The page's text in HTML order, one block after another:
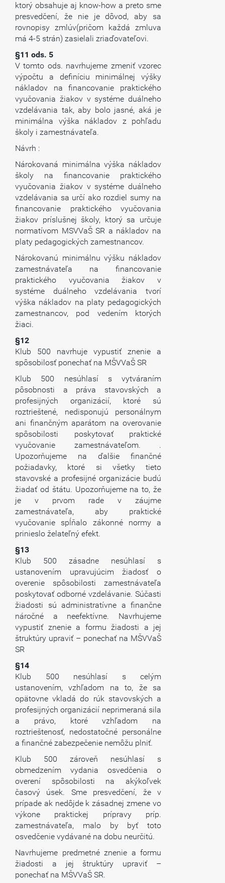
ktorý obsahuje aj know-how a preto sme
presvedčení, že nie je dôvod, aby sa
rovnopisy zmlúv(pričom každá zmluva
má 4-5 strán) zasielali zriaďovateľovi.
§11 ods. 5
V tomto ods. navrhujeme zmeniť vzorec
výpočtu a definíciu minimálnej výšky
nákladov na financovanie praktického
vyučovania žiakov v systéme duálneho
vzdelávania tak, aby bolo jasné, aká je
minimálna výška nákladov z pohľadu
školy i zamestnávateľa.
Návrh :
Nárokovaná minimálna výška nákladov
školy na financovanie praktického
vyučovania žiakov v systéme duálneho
vzdelávania sa určí ako rozdiel sumy na
financovanie praktického vyučovania
žiakov príslušnej školy, ktorý sa určuje
normatívom MSVVaŠ SR a nákladov na
platy pedagogických zamestnancov.
Nárokovanú minimálnu výšku nákladov
zamestnávateľa na financovanie
praktického vyučovania žiakov v
systéme duálneho vzdelávania tvorí
výška nákladov na platy pedagogických
zamestnancov, pod vedením ktorých
žiaci.
§12
Klub 500 navrhuje vypustiť znenie a
spôsobilosť ponechať na MŠVVaŠ SR
Klub 500 nesúhlasí s vytváraním
pôsobnosti a práva stavovských a
profesijných organizácií, ktoré sú
roztrieštené, nedisponujú personálnym
ani finančným aparátom na overovanie
spôsobilosti poskytovať praktické
vyučovanie zamestnávateľom. .
Upozorňujeme na ďalšie finančné
požiadavky, ktoré si všetky tieto
stavovské a profesijné organizácie budú
žiadať od štátu. Upozorňujeme na to, že
je v prvom rade v záujme
zamestnávateľa, aby praktické
vyučovanie spĺňalo zákonné normy a
prinieslo želateľný efekt.
§13
Klub 500 zásadne nesúhlasí s
ustanovením upravujúcim žiadosť o
overenie spôsobilosti zamestnávateľa
poskytovať odborné vzdelávanie. Súčasti
žiadosti sú administratívne a finančne
náročné a neefektívne. Navrhujeme
vypustiť znenie a formu žiadosti a jej
štruktúry upraviť – ponechať na MŠVVaŠ
SR
§14
Klub 500 nesúhlasí s celým
ustanovením, vzhľadom na to, že sa
opätovne vkladá do rúk stavovských a
profesijných organizácií neprimeraná sila
a právo, ktoré vzhľadom na
roztrieštenosť, nedostatočné personálne
a finančné zabezpečenie nemôžu plniť.
Klub 500 zároveň nesúhlasí s
obmedzením vydania osvedčenia o
overení spôsobilosti na akýkoľvek
časový úsek. Sme presvedčení, že v
prípade ak nedôjde k zásadnej zmene vo
výkone praktickej prípravy príp.
zamestnávateľa, malo by byť toto
osvedčenie vydávané na dobu neurčitú.
Navrhujeme predmetné znenie a formu
žiadosti a jej štruktúry upraviť –
ponechať na MŠVVaŠ SR.